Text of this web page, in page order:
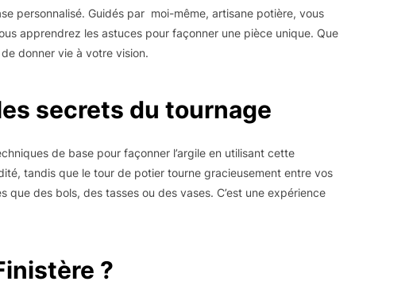
personnalisé. Guidés par moi-même, artisane potière, vous
apprendrez les astuces pour façonner une pièce unique. Que
donner vie à votre vision.
secrets du tournage
de base pour façonner l’argile en utilisant cette
tandis que le tour de potier tourne gracieusement entre vos
des bols, des tasses ou des vases. C’est une expérience
?